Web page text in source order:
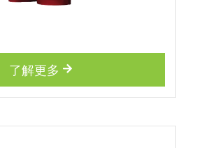
了解更多